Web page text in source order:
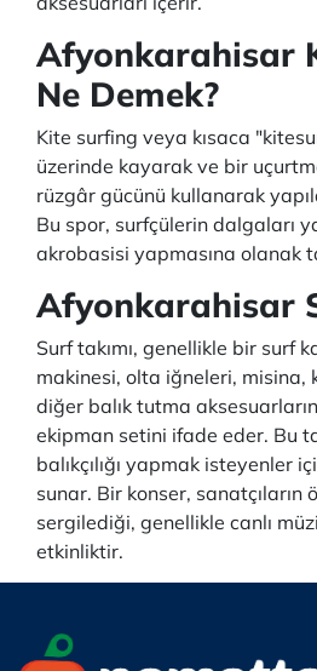
Afyonkarahisar
Ne Demek?
Kite surfing veya kısaca
üzerinde kayarak ve bir
rüzgâr gücünü kullanarak
Bu spor, surfçülerin dalgaları
akrobasisi yapmasına olanak
Afyonkarahisar
Surf takımı, genellikle bir surf
makinesi, olta iğneleri, misina,
diğer balık tutma
ekipman setini ifade eder. Bu
balıkçılığı yapmak isteyenler
sunar. Bir konser, sanatçıların
sergilediği, genellikle canlı
etkinliktir.